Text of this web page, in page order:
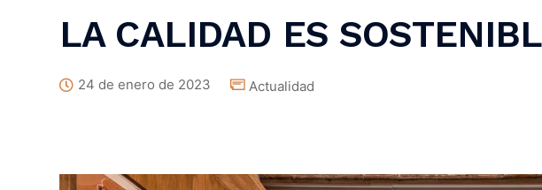
LA CALIDAD ES
24 de enero de 2023 Actualidad